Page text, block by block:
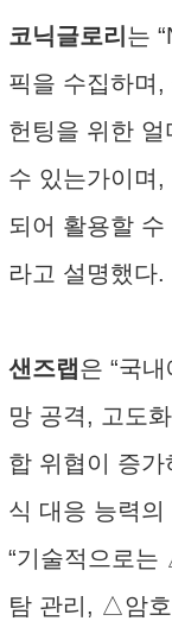
코닉글로리 는
픽을 수집하며
헌팅을 위한
수 있는가이며
되어 활용할 수
라고 설명했다.
샌즈랩은 “국
망 공격, 고도
합 위협이 증가
식 대응 능력의
“기술적으로
탐 관리, △암